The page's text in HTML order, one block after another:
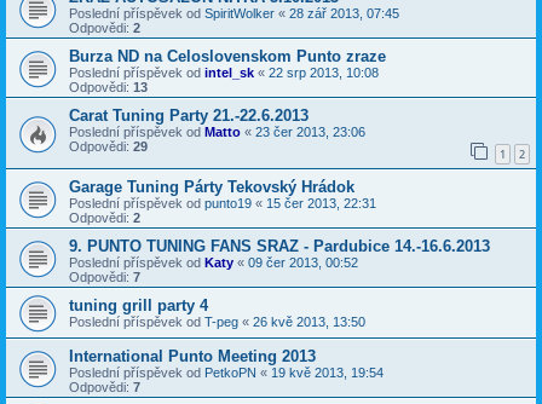
Poslední příspěvek od SpiritWolker « 28 zář 2013, 07:45
Odpovědi: 2
Burza ND na Celoslovenskom Punto zraze
Poslední příspěvek od intel_sk « 22 srp 2013, 10:08
Odpovědi: 13
Carat Tuning Party 21.-22.6.2013
Poslední příspěvek od Matto « 23 čer 2013, 23:06
Odpovědi: 29 1 2
Garage Tuning Párty Tekovský Hrádok
Poslední příspěvek od punto19 « 15 čer 2013, 22:31
Odpovědi: 2
9. PUNTO TUNING FANS SRAZ - Pardubice 14.-16.6.2013
Poslední příspěvek od Katy « 09 čer 2013, 00:52
Odpovědi: 7
tuning grill party 4
Poslední příspěvek od T-peg « 26 kvě 2013, 13:50
International Punto Meeting 2013
Poslední příspěvek od PetkoPN « 19 kvě 2013, 19:54
Odpovědi: 7